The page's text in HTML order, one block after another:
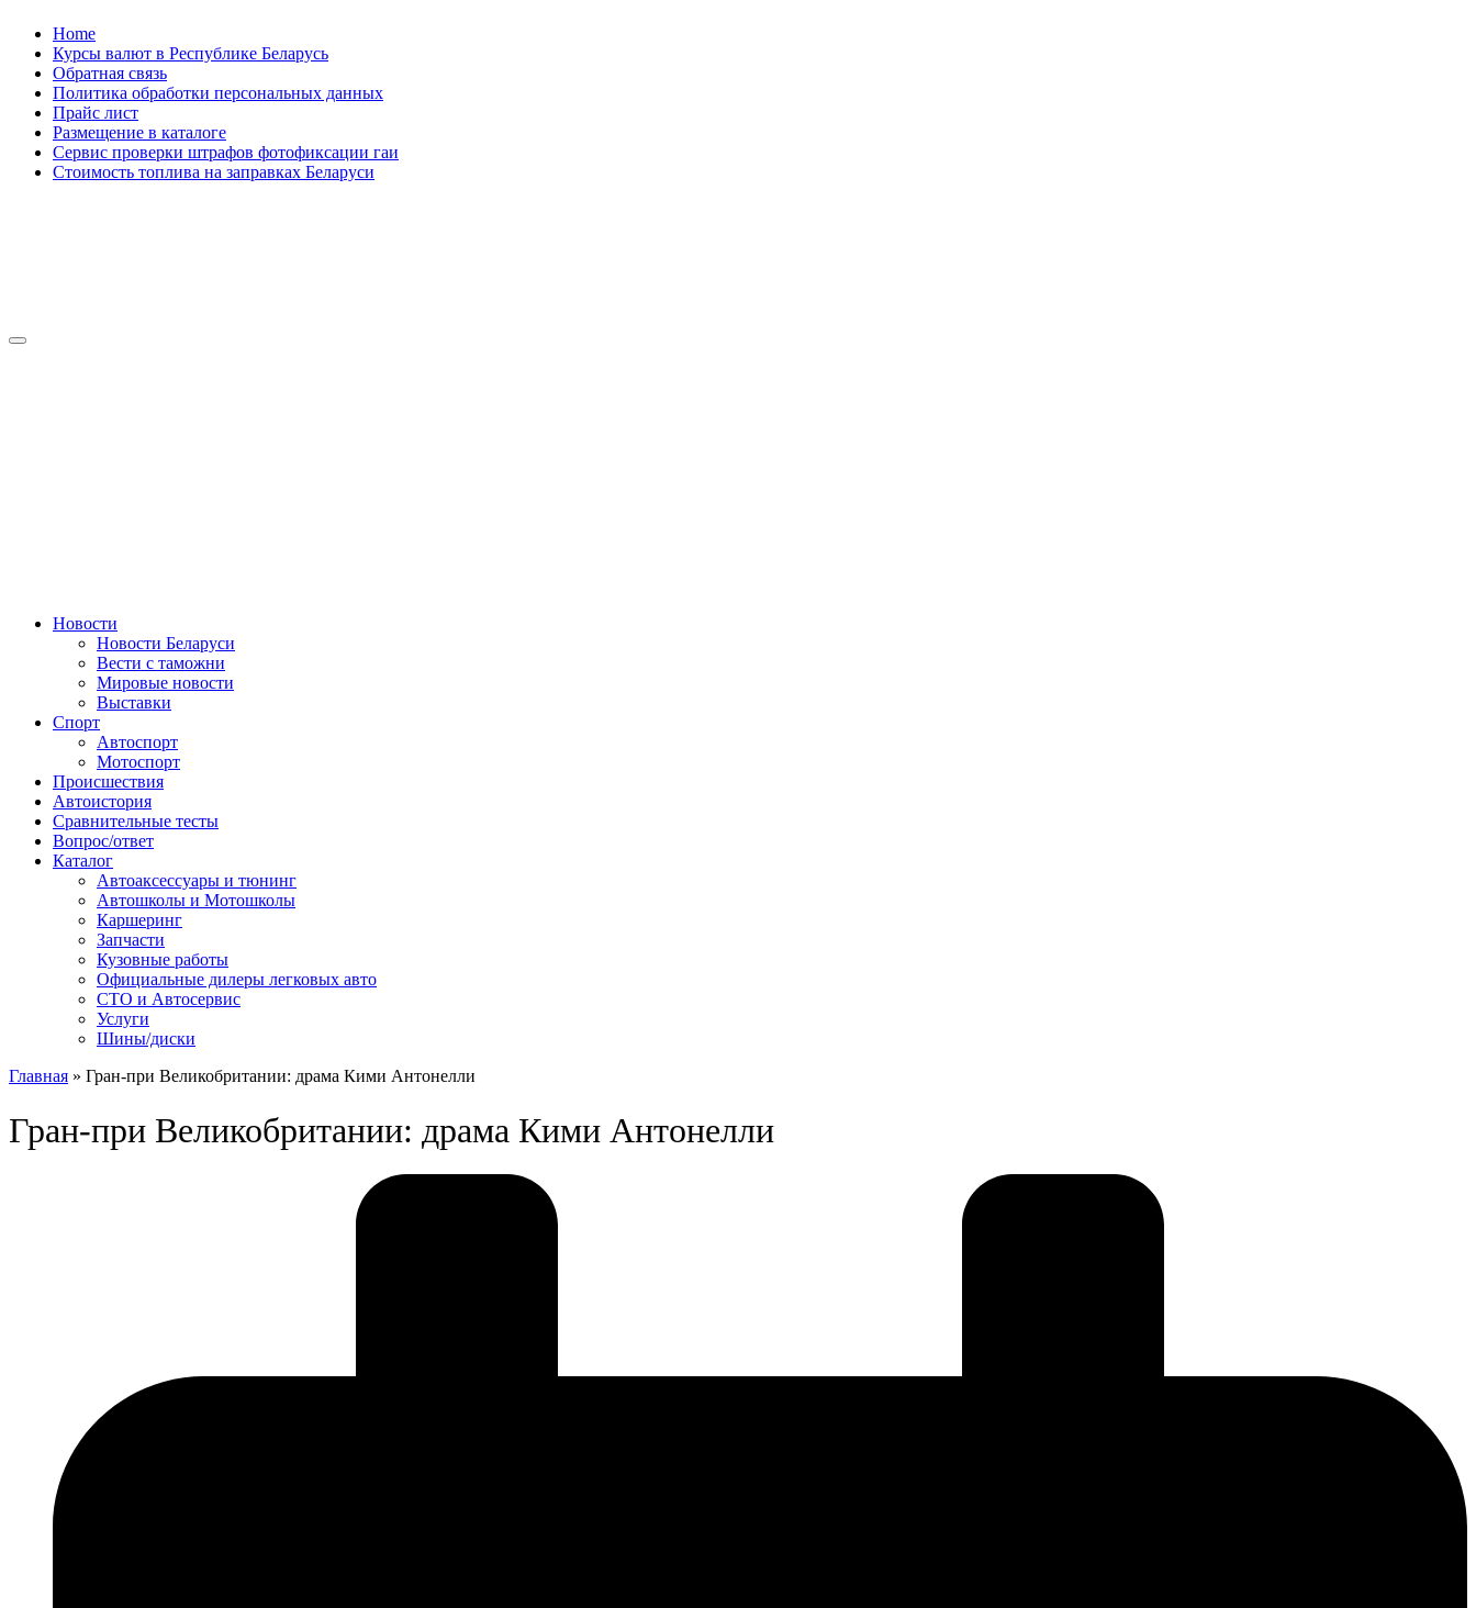
Skip
content
Home
Курсы валют в Республике Беларусь
Обратная связь
Политика обработки персональных данных
Прайс лист
Размещение в каталоге
Сервис проверки штрафов фотофиксации гаи
Стоимость топлива на заправках Беларуси
Сайт про автомобили
Новости
Новости Беларуси
Вести с таможни
Мировые новости
Выставки
Спорт
Автоспорт
Мотоспорт
Происшествия
Автоистория
Сравнительные тесты
Вопрос/ответ
Каталог
Автоакcессуары и тюнинг
Автошколы и Мотошколы
Каршеринг
Запчасти
Кузовные работы
Официальные дилеры легковых авто
СТО и Автосервис
Услуги
Шины/диски
Главная » Гран-при Великобритании: драма Кими Антонелли
Гран-при Великобритании: драма Кими Антонелли